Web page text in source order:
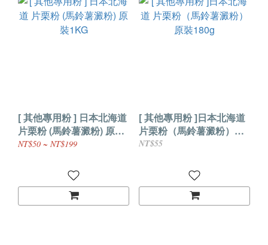
[ 其他專用粉 ] 日本北海道
片栗粉 (馬鈴薯澱粉) 原裝
1KG
NT$50 ~ NT$199
[ 其他專用粉 ]日本北海道
片栗粉（馬鈴薯澱粉）原
裝180g
NT$55